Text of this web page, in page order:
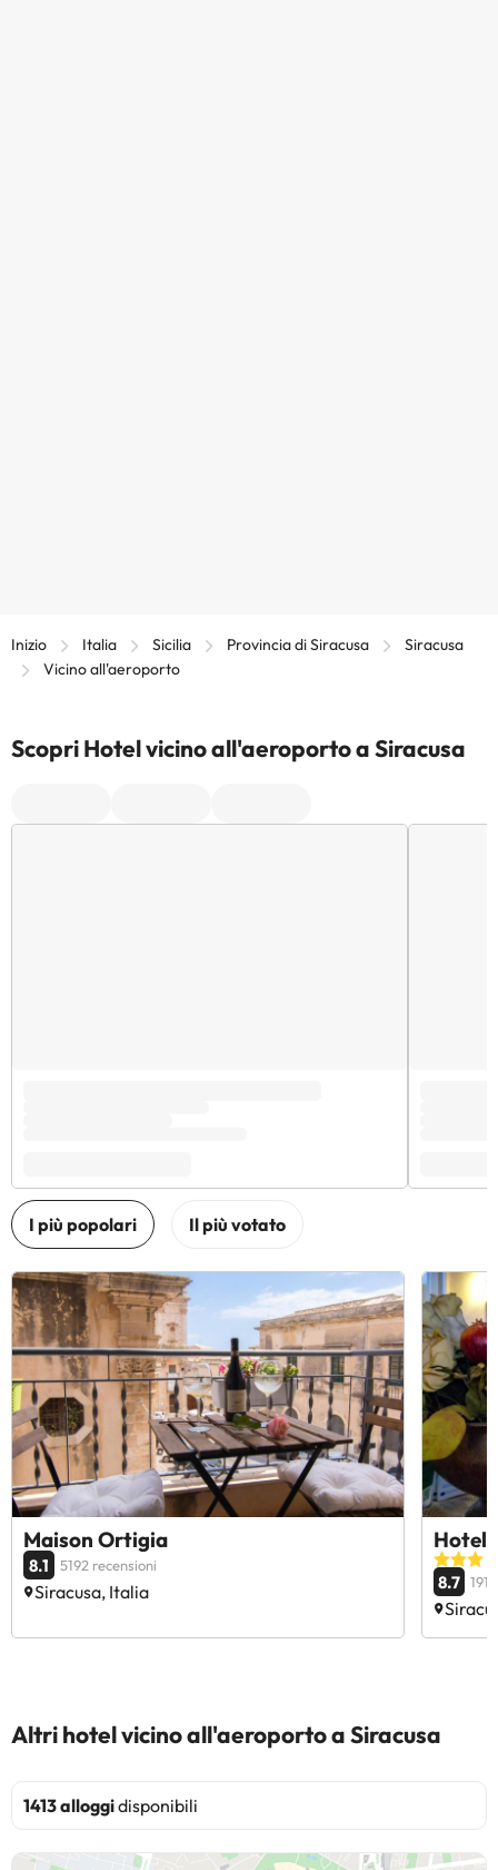
Inizio Italia Sicilia Provincia di Siracusa
Siracusa
Vicino all'aeroporto
Scopri Hotel vicino all'aeroporto a Siracusa
Maison Ortigia
8.1 5192 recensioni
Siracusa, Italia
Hotel
8.7
Altri hotel vicino all'aeroporto a Siracusa
1413 alloggidisponibili